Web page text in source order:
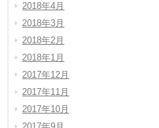
2018年4月
2018年3月
2018年2月
2018年1月
2017年12月
2017年11月
2017年10月